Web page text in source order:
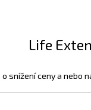
Life
snížení ceny a nebo